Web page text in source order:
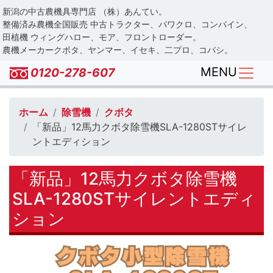
Skip
to
main
content
新潟の中古農機具専門店 （株）あんてい。
整備済み農機全国販売 中古トラクター、パワクロ、コンバイン、
田植機 ウィングハロー、モア、フロントローダー。
農機メーカークボタ、ヤンマー、イセキ、二プロ、コバシ。
0120-278-607 MENU
ホーム 除雪機
クボタ
「新品」12馬力クボタ除雪機SLA-1280STサイレ
ントエディション
「新品」12馬力クボタ除雪機
SLA-1280STサイレントエディ
ション